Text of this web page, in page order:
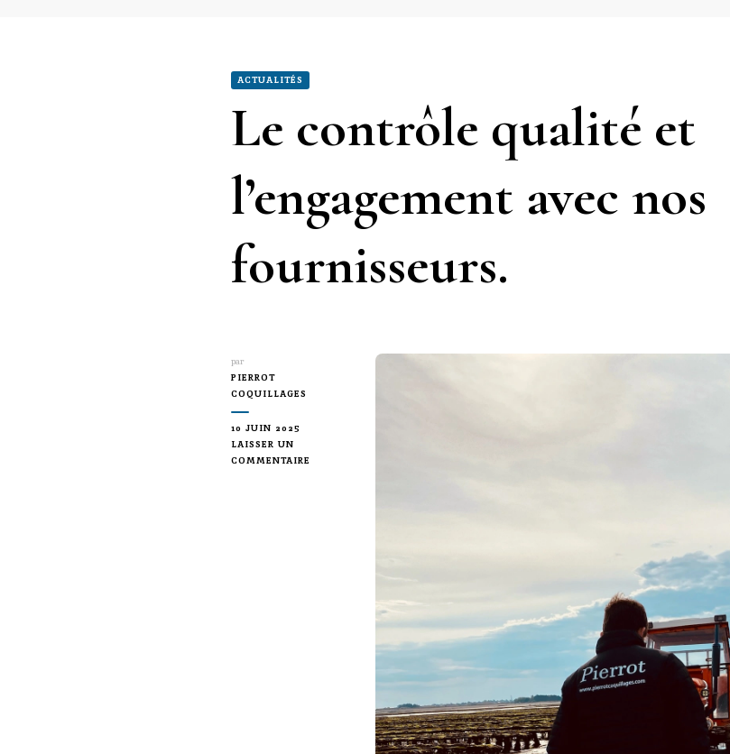
ACTUALITÉS
Le contrôle qualité et
l’engagement avec nos
fournisseurs.
par
PIERROT
COQUILLAGES
10 JUIN 2025
LAISSER UN
COMMENTAIRE